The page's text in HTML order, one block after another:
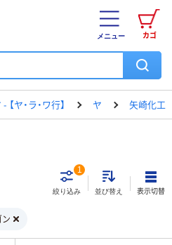
カゴ
メニュー
ヤ・ラ・ワ行】 ヤ 矢崎化工
絞り込み
1
並び替え 表示切替